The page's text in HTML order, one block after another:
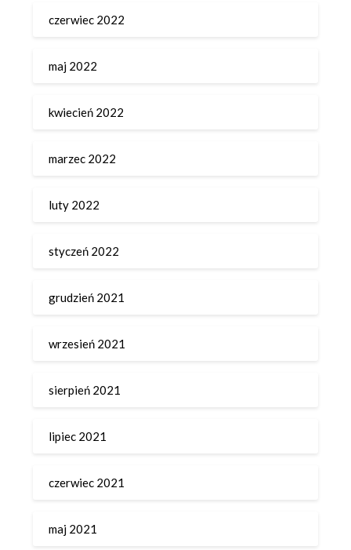
czerwiec 2022
maj 2022
kwiecień 2022
marzec 2022
luty 2022
styczeń 2022
grudzień 2021
wrzesień 2021
sierpień 2021
lipiec 2021
czerwiec 2021
maj 2021